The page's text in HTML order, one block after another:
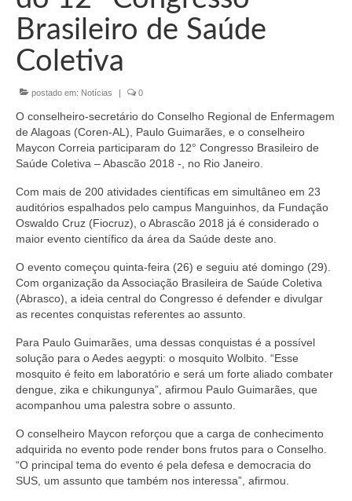
Conselheiros e Diretoria
Câmaras Técnicas
Carta de Serviços ao Cidadão
Governança
Transparência e Prestação de Contas
Eleições
Eleições Triênio 2027-2029
Eleições Anteriores
Agenda do presidente
Editais e licitação
Eleições
Responsabilidade Técnica
Legislações
Brasileiro de Saúde
Coletiva
postado em: Notícias | 0
O conselheiro-secretário do Conselho Regional de Enfermagem
de Alagoas (Coren-AL), Paulo Guimarães, e o conselheiro
Maycon Correia participaram do 12° Congresso Brasileiro de
Saúde Coletiva – Abascão 2018 -, no Rio Janeiro.
Com mais de 200 atividades científicas em simultâneo em 23
auditórios espalhados pelo campus Manguinhos, da Fundação
Oswaldo Cruz (Fiocruz), o Abrascão 2018 já é considerado o
maior evento científico da área da Saúde deste ano.
O evento começou quinta-feira (26) e seguiu até domingo (29).
Com organização da Associação Brasileira de Saúde Coletiva
(Abrasco), a ideia central do Congresso é defender e divulgar
as recentes conquistas referentes ao assunto.
Para Paulo Guimarães, uma dessas conquistas é a possível
solução para o Aedes aegypti: o mosquito Wolbito. “Esse
mosquito é feito em laboratório e será um forte aliado combater
dengue, zika e chikungunya”, afirmou Paulo Guimarães, que
acompanhou uma palestra sobre o assunto.
O conselheiro Maycon reforçou que a carga de conhecimento
adquirida no evento pode render bons frutos para o Conselho.
“O principal tema do evento é pela defesa e democracia do
SUS, um assunto que também nos interessa”, afirmou.